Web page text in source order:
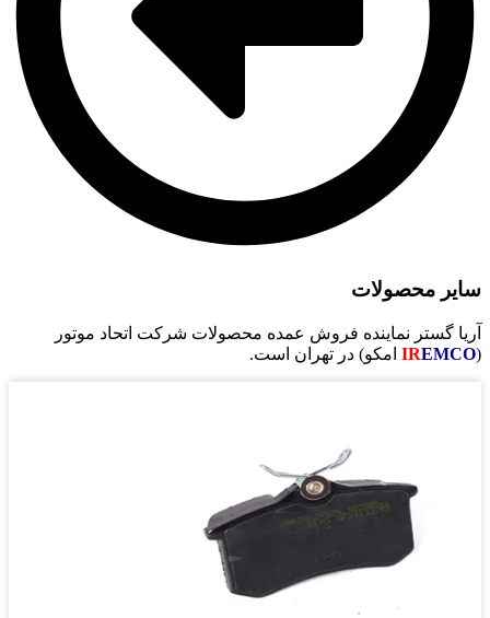
سایر محصولات
آریا گستر نماینده فروش عمده محصولات شرکت اتحاد موتور
(
IREMCO امکو) در تهران است.